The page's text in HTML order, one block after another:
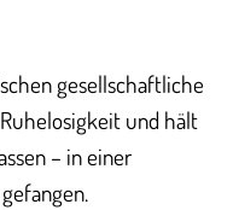
gesellschaftliche
und hält
– in einer